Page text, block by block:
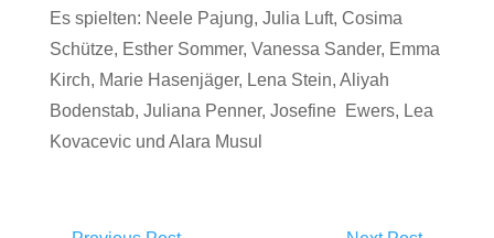
Es spielten: Neele Pajung, Julia Luft, Cosima
Schütze, Esther Sommer, Vanessa Sander, Emma
Kirch, Marie Hasenjäger, Lena Stein, Aliyah
Bodenstab, Juliana Penner, Josefine Ewers, Lea
Kovacevic und Alara Musul